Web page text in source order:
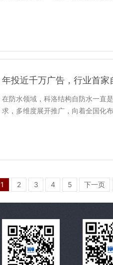
年投近千万广告，行业首家
在防水领域，科洛结构自防水一直
求，多维度展开推广，向着全国化
1 2 3 4 5 下一页